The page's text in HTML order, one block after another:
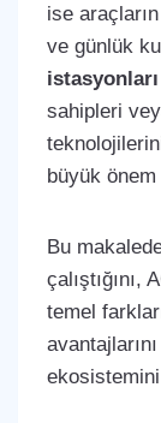
ise
ve günlük
istasyonları
sahipleri
büyük önem
Bu
temel
ekosistemini